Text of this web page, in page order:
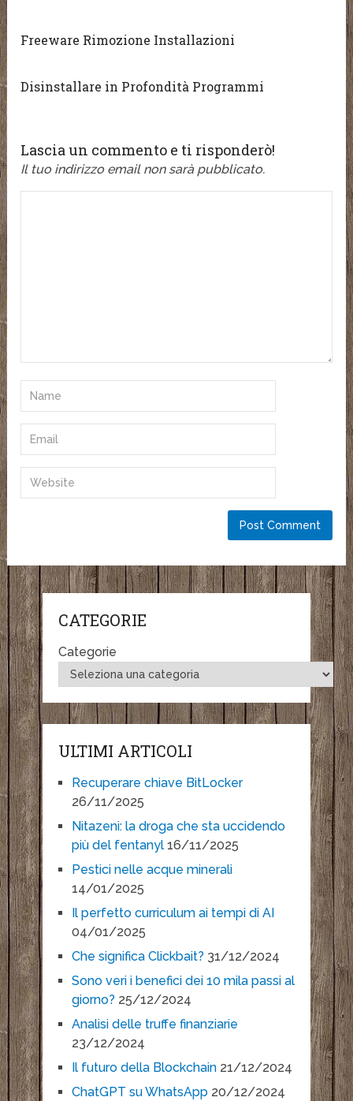
Freeware Rimozione Installazioni
Disinstallare in Profondità Programmi
Lascia un commento e ti risponderò!
Il tuo indirizzo email non sarà pubblicato.
CATEGORIE
Categorie
ULTIMI ARTICOLI
Recuperare chiave BitLocker
26/11/2025
Nitazeni: la droga che sta uccidendo
più del fentanyl 16/11/2025
Pestici nelle acque minerali
14/01/2025
Il perfetto curriculum ai tempi di AI
04/01/2025
Che significa Clickbait? 31/12/2024
Sono veri i benefici dei 10 mila passi al
giorno? 25/12/2024
Analisi delle truffe finanziarie
23/12/2024
Il futuro della Blockchain 21/12/2024
ChatGPT su WhatsApp 20/12/2024